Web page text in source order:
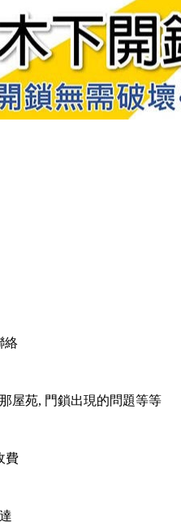
絡
屋苑, 門鎖出現的問題等等
費